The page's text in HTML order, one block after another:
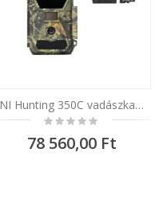
PNI Hunting 350C vadászkamera, 12MP, 3G internet, SMS és PNI 32GB memóriakártya
Rating:
0%
78 560,00 Ft